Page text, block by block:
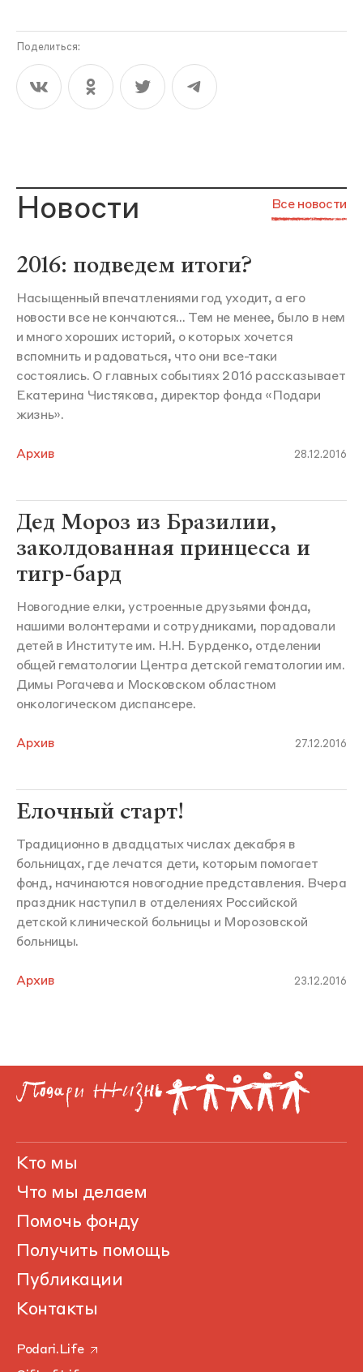
Поделиться:
Новости Все новости
2016: подведем итоги?
Насыщенный впечатлениями год уходит, а его
новости все не кончаются... Тем не менее, было в нем
и много хороших историй, о которых хочется
вспомнить и радоваться, что они все-таки
состоялись. О главных событиях 2016 рассказывает
Екатерина Чистякова, директор фонда «Подари
жизнь».
Архив 28.12.2016
Дед Мороз из Бразилии,
заколдованная принцесса и
тигр-бард
Новогодние елки, устроенные друзьями фонда,
нашими волонтерами и сотрудниками, порадовали
детей в Институте им. Н.Н. Бурденко, отделении
общей гематологии Центра детской гематологии им.
Димы Рогачева и Московском областном
онкологическом диспансере.
Архив 27.12.2016
Елочный старт!
Традиционно в двадцатых числах декабря в
больницах, где лечатся дети, которым помогает
фонд, начинаются новогодние представления. Вчера
праздник наступил в отделениях Российской
детской клинической больницы и Морозовской
больницы.
Архив 23.12.2016
Кто мы
Что мы делаем
Помочь фонду
Получить помощь
Публикации
Контакты
Podari.Life